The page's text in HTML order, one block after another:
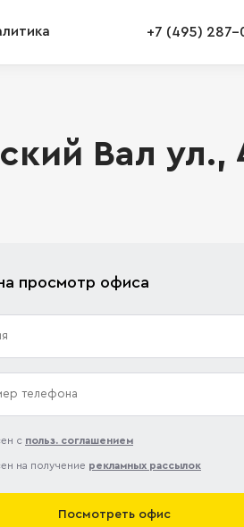
+7 (495)
Вал ул.,
просмотр офиса
с польз. соглашением
на получение рекламных рассылок
Посмотреть офис